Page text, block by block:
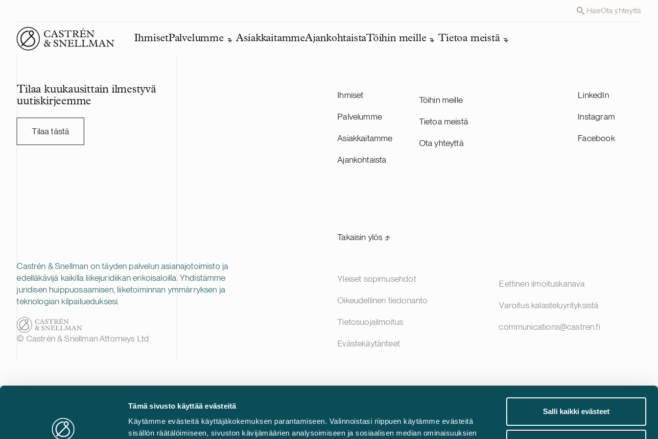
Tämä sivusto käyttää evästeitä
Käytämme evästeitä käyttäjäkokemuksen parantamiseen. Valinnoistasi riippuen käytämme evästeitä
sisällön räätälöimiseen, sivuston kävijämäärien analysoimiseen ja sosiaalisen median ominaisuuksien
Salli kaikki evästeet
HaeOta yhteyttä
Front page
IhmisetPalvelumme AsiakkaitammeAjankohtaistaTöihin meille Tietoa meistä
Tilaa kuukausittain ilmestyvä
uutiskirjeemme
Tilaa tästä
Ihmiset
Palvelumme
Asiakkaitamme
Ajankohtaista
Töihin meille
Tietoa meistä
Ota yhteyttä
LinkedIn
Instagram
Facebook
Takaisin ylös ⬏
Castrén & Snellman on täyden palvelun asianajotoimisto ja
edelläkävijä kaikilla liikejuridiikan erikoisaloilla. Yhdistämme
juridisen huippuosaamisen, liiketoiminnan ymmärryksen ja
teknologian kilpailueduksesi.
© Castrén & Snellman Attorneys Ltd
Yleiset sopimusehdot
Oikeudellinen tiedonanto
Tietosuojailmoitus
Evästekäytänteet
Eettinen ilmoituskanava
Varoitus kalasteluyrityksistä
communications@castren.fi